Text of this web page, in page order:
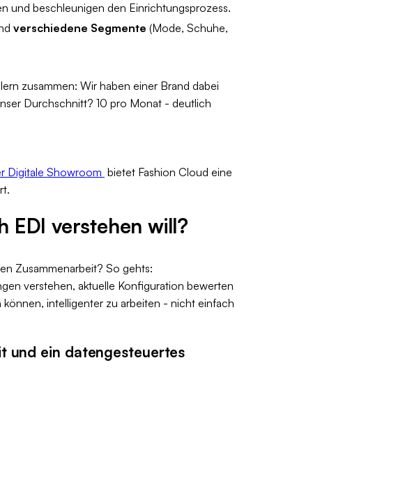
und beschleunigen den Einrichtungsprozess.
verschiedene Segmente (Mode, Schuhe,
zusammen: Wir haben einer Brand dabei
Durchschnitt? 10 pro Monat - deutlich
Digitale Showroom bietet Fashion Cloud eine
EDI verstehen will?
Zusammenarbeit? So gehts:
verstehen, aktuelle Konfiguration bewerten
intelligenter zu arbeiten - nicht einfach
und ein datengesteuertes